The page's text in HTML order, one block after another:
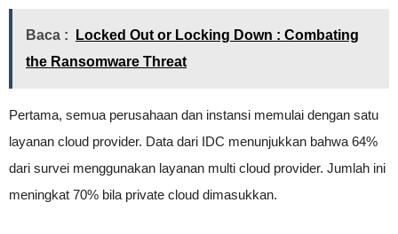
Baca :
Locked Out or Locking Down : Combating
the Ransomware Threat
Pertama, semua perusahaan dan instansi memulai dengan satu
layanan cloud provider. Data dari IDC menunjukkan bahwa 64%
dari survei menggunakan layanan multi cloud provider. Jumlah ini
meningkat 70% bila private cloud dimasukkan.